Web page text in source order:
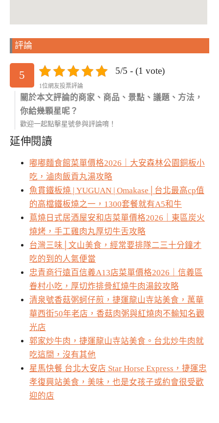
評論
5 5/5 - (1 vote)
1位網友投票評論
關於本文評論的商家、商品、景點、議題、方法，
你給幾顆星呢？
歡迎一起點擊星號參與評論唷！
延伸閱讀
嘟嘟麵食館菜單價格2026｜大安森林公園銅板小
吃，滷肉飯貢丸湯攻略
魚貫鐵板燒 | YUGUAN | Omakase│台北最高cp值
的高檔鐵板燒之一，1300套餐就有A5和牛
蔦燒日式居酒屋安和店菜單價格2026｜東區炭火
燒烤，手工雞肉丸厚切牛舌攻略
台灣三味│文山美食，經常要排隊二三十分鐘才
吃的到的人氣便當
忠青商行遠百信義A13店菜單價格2026｜信義區
眷村小吃，厚切炸排骨紅燒牛肉湯餃攻略
清泉號香菇粥蚵仔煎，捷運龍山寺站美食，萬華
華西街50年老店，香菇肉粥與紅燒肉不輸知名觀
光店
郭家炒牛肉，捷運龍山寺站美食。台北炒牛肉就
吃這間，沒有其他
星馬快餐 台北大安店 Star Horse Express，捷運忠
孝復興站美食，美味，也是女孩子或約會很受歡
迎的店